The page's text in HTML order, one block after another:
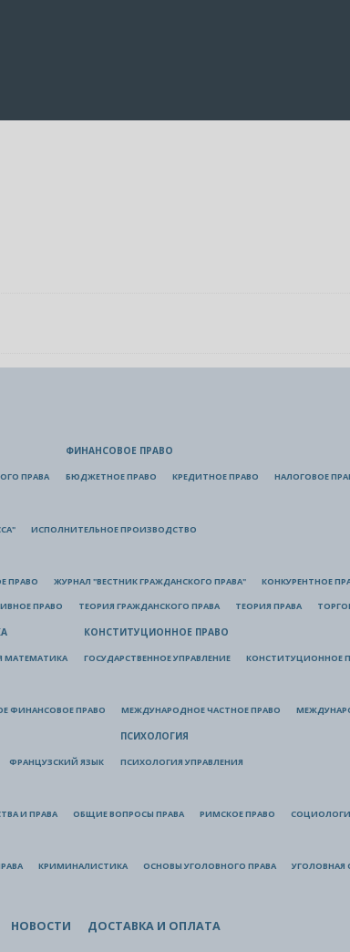
ПРАВА
ФИНАНСОВОЕ ПРАВО
БЮДЖЕТНОЕ ПРАВО КРЕДИТНОЕ ПРАВО НАЛОГОВОЕ
ИСПОЛНИТЕЛЬНОЕ ПРОИЗВОДСТВО
ПРАВО ЖУРНАЛ "ВЕСТНИК ГРАЖДАНСКОГО ПРАВА" КОНКУРЕНТНОЕ
ПРАВО ТЕОРИЯ ГРАЖДАНСКОГО ПРАВА ТЕОРИЯ ПРАВА
МАТЕМАТИКА
КОНСТИТУЦИОННОЕ ПРАВО
ГОСУДАРСТВЕННОЕ УПРАВЛЕНИЕ КОНСТИТУЦИОННОЕ
ФИНАНСОВОЕ ПРАВО МЕЖДУНАРОДНОЕ ЧАСТНОЕ ПРАВО
ФРАНЦУЗСКИЙ ЯЗЫК
ПСИХОЛОГИЯ
ПСИХОЛОГИЯ УПРАВЛЕНИЯ
И ПРАВА ОБЩИЕ ВОПРОСЫ ПРАВА РИМСКОЕ ПРАВО
КРИМИНАЛИСТИКА ОСНОВЫ УГОЛОВНОГО ПРАВА УГОЛОВНАЯ
НОВОСТИ ДОСТАВКА И ОПЛАТА